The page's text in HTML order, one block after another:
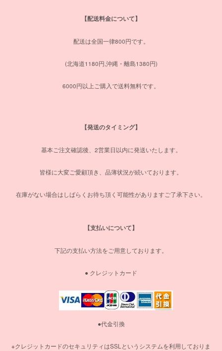
【配送料金について】
配送は全国一律800円です。
(北海道1180円,沖縄・離島1380円)
6000円以上ご購入で送料無料です。
【発送のタイミング】
基本ご注文確認後、2営業日以内に発送いたします。
皆様に大変ご愛顧頂き、品薄状況が続いております。
在庫がない場合はしばらくお待ち頂く可能性がありますご了承下さい。
【支払いについて】
下記の支払い方法をご用意しております。
● クレジットカード
●代金引換
※クレジットカードのセキュリティはSSLというシステムを利用しておりま